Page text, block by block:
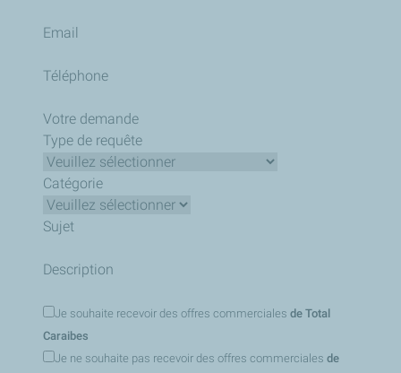
Email
Téléphone
Votre demande
Type de requête
Catégorie
Sujet
Description
Je souhaite recevoir des offres commerciales de Total
Caraibes
Je ne souhaite pas recevoir des offres commerciales de